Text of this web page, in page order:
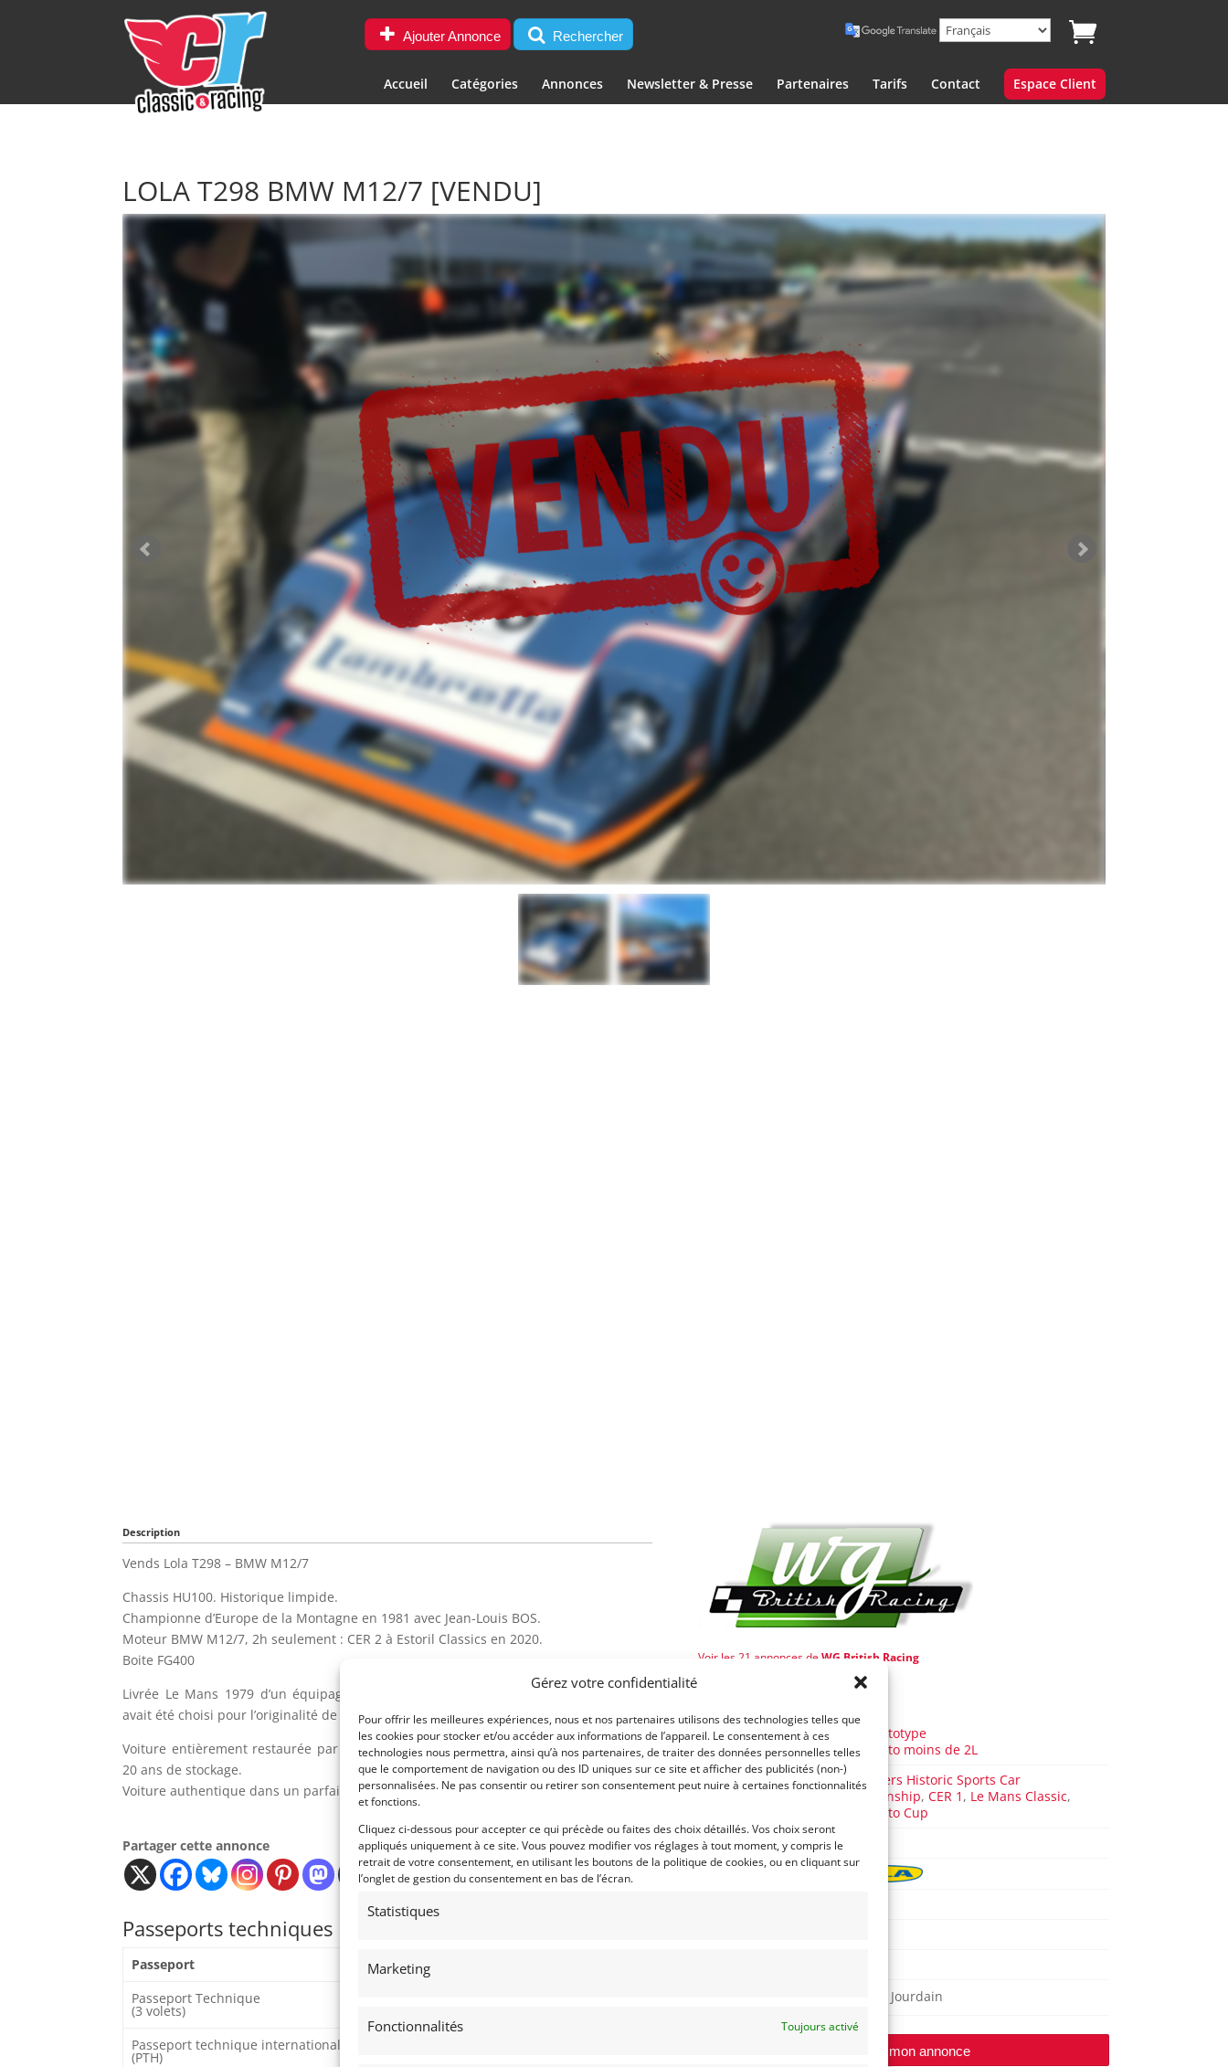
Gérez votre confidentialité
Pour offrir les meilleures expériences, nous et nos partenaires utilisons des technologies telles que
les cookies pour stocker et/ou accéder aux informations de l’appareil. Le consentement à ces
technologies nous permettra, ainsi qu’à nos partenaires, de traiter des données personnelles telles
que le comportement de navigation ou des ID uniques sur ce site et afficher des publicités (non-)
personnalisées. Ne pas consentir ou retirer son consentement peut nuire à certaines fonctionnalités
et fonctions.
Cliquez ci-dessous pour accepter ce qui précède ou faites des choix détaillés. Vos choix seront
appliqués uniquement à ce site. Vous pouvez modifier vos réglages à tout moment, y compris le
retrait de votre consentement, en utilisant les boutons de la politique de cookies, ou en cliquant sur
l’onglet de gestion du consentement en bas de l’écran.
Statistiques
Marketing
Fonctionnalités Toujours activé
Ajouter Annonce Rechercher
Accueil Catégories Annonces Newsletter & Presse Partenaires Tarifs Contact Espace Client
LOLA T298 BMW M12/7 [VENDU]
Description
Vends Lola T298 – BMW M12/7
Chassis HU100. Historique limpide.
Championne d’Europe de la Montagne en 1981 avec Jean-Louis BOS.
Moteur BMW M12/7, 2h seulement : CER 2 à Estoril Classics en 2020.
Boite FG400
Livrée Le Mans 1979 d’un équipage français (ne correspond pas à cette auto mais
avait été choisi pour l’originalité de la décoration Lambretta)
Voiture entièrement restaurée par WG British Racing en 2018 et 2019 après plus de
20 ans de stockage.
Voiture authentique dans un parfait état.
Partager cette annonce
Passeports techniques
Passeport
Passeport Technique
(3 volets)
Passeport technique international
(PTH)
Voir les 21 annonces deWG British Racing
Catégorie :
AUTO
Sport Prototype
Sport Proto moins de 2L
Eligibilités :
FIA Masters Historic Sports Car
Championship, CER 1 , Le Mans Classic,
Sport Proto Cup
Fiche FIA :
TSRC40
L'Isle Jourdain
Modifier mon annonce